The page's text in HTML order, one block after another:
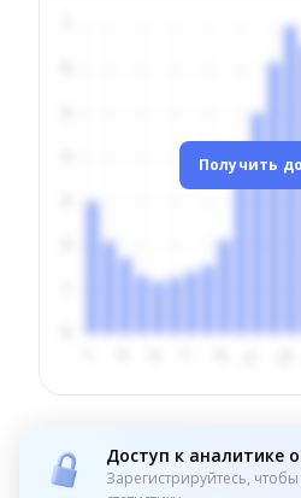
Получить
Доступ к аналитике
Зарегистрируйтесь,